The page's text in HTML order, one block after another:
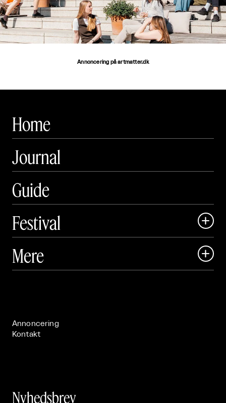
Annoncering på artmatter.dk
Home
Journal
Guide
Festival

 Art Matter Festival
Mere 
Annoncering
Kontakt
Nyhedsbrev